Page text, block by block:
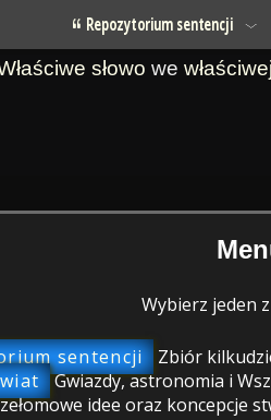
Repozytorium sentencji
słowo we
Wybierz jeden
sentencji
Zbiór
Gwiazdy, astronomia i
idee oraz koncepcje